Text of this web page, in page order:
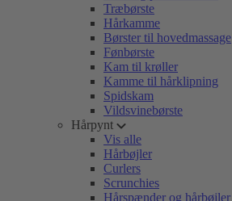
Træbørste
Hårkamme
Børster til hovedmassage
Fønbørste
Kam til krøller
Kamme til hårklipning
Spidskam
Vildsvinebørste
Hårpynt
Vis alle
Hårbøjler
Curlers
Scrunchies
Hårspænder og hårbøjler